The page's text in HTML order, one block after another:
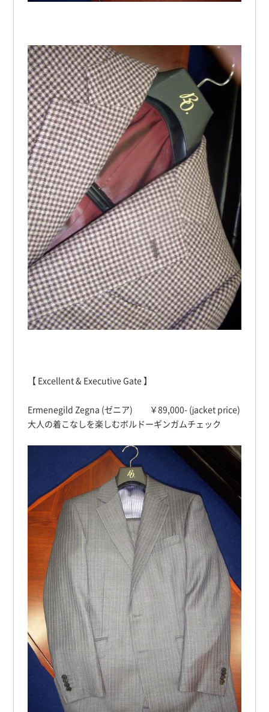
【 Excellent & Executive Gate 】
Ermenegild Zegna (ゼニア) ￥89,000- (jacket price)
大人の着こなしを楽しむボルドーギンガムチェック